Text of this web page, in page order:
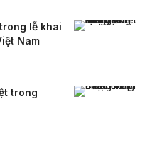
lễ khai
Nam
trong